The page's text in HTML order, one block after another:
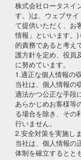
株式会社ロータスイ
す。)は、ウェブサ
て提供いただく、お
情報」といいます。
的責務であると考え
護方針を定め、役員
に努めています。
1.適正な個人情報の
当社は、個人情報の
適法かつ公正な手段
あらかじめお客様等
る場合を除き、その
行いません。
2.安全対策を実施し
当社は、個人情報の
体制を確立するとと